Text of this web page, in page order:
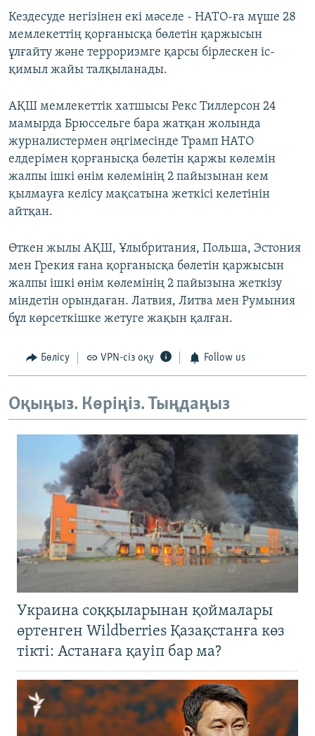
Кездесуде негізінен екі мәселе - НАТО-ға мүше 28
мемлекеттің қорғанысқа бөлетін қаржысын
ұлғайту және терроризмге қарсы бірлескен іс-
қимыл жайы талқыланады.
АҚШ мемлекеттік хатшысы Рекс Тиллерсон 24
мамырда Брюссельге бара жатқан жолында
журналистермен әңгімесінде Трамп НАТО
елдерімен қорғанысқа бөлетін қаржы көлемін
жалпы ішкі өнім көлемінің 2 пайызынан кем
қылмауға келісу мақсатына жеткісі келетінін
айтқан.
Өткен жылы АҚШ, Ұлыбритания, Польша, Эстония
мен Грекия ғана қорғанысқа бөлетін қаржысын
жалпы ішкі өнім көлемінің 2 пайызына жеткізу
міндетін орындаған. Латвия, Литва мен Румыния
бұл көрсеткішке жетуге жақын қалған.
Бөлісу VPN-сіз оқу Follow us
Оқыңыз. Көріңіз. Тыңдаңыз
Украина соққыларынан қоймалары
өртенген Wildberries Қазақстанға көз
тікті: Астанаға қауіп бар ма?